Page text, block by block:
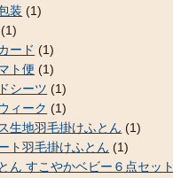
装 (1)
(1)
ード (1)
ト便 (1)
シーツ (1)
ィーク (1)
生地羽毛掛けふとん (1)
ト羽毛掛けふとん (1)
ん すこやかベビー６点セット